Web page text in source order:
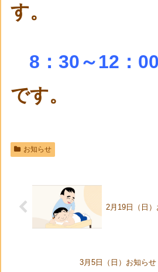
す。
8：30～12：00
です。
お知らせ
2月19日（日
3月5日（日）お知らせ